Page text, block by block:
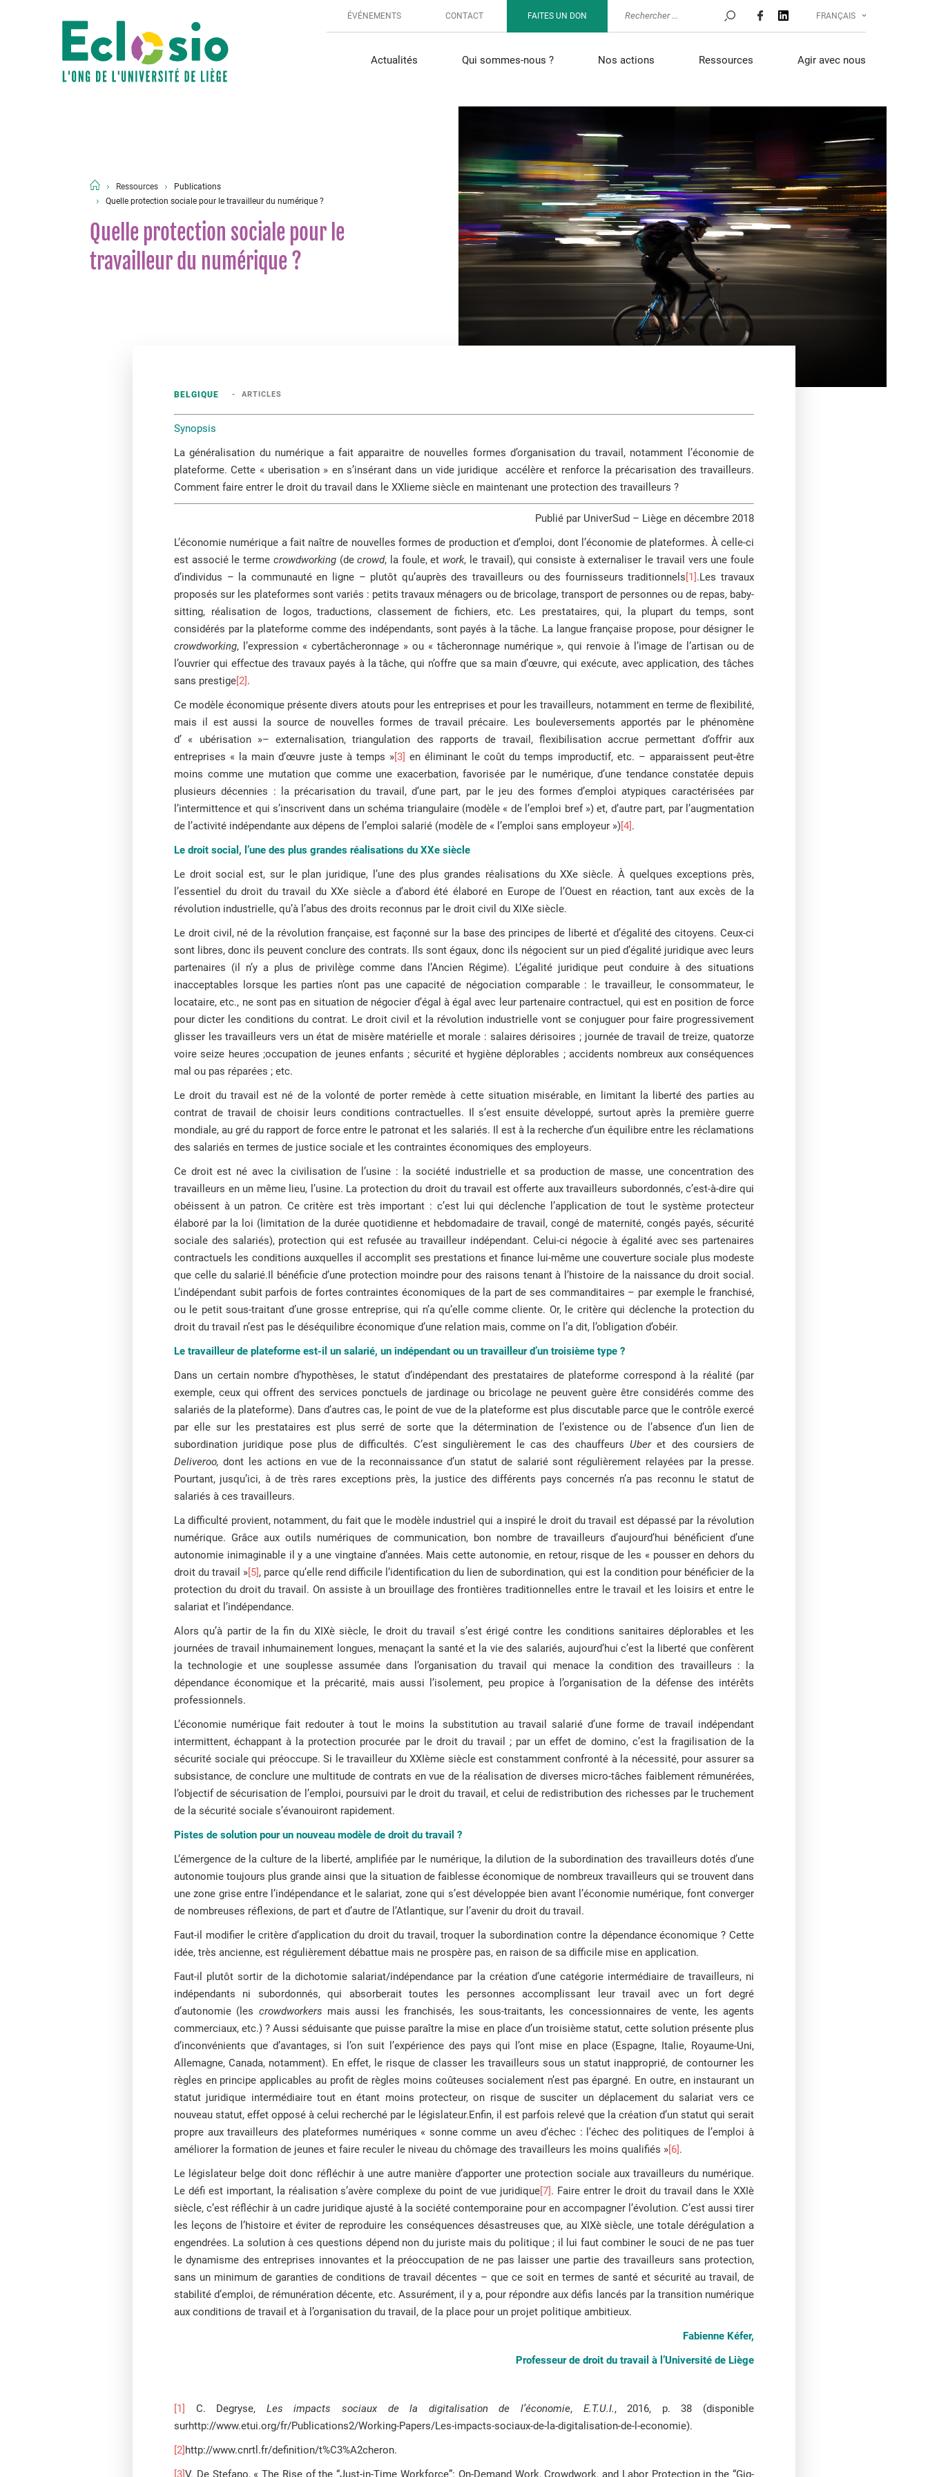
ÉVÉNEMENTS CONTACT FAITES UN DON FRANÇAIS
Actualités Qui sommes-nous ? Nos actions Ressources Agir avec nous
Ressources
Publications
Quelle protection sociale pour le travailleur du numérique ?
Quelle protection sociale pour le
travailleur du numérique ?
BELGIQUE ARTICLES
Synopsis
La généralisation du numérique a fait apparaitre de nouvelles formes d’organisation du travail, notamment l’économie de
plateforme. Cette « uberisation » en s’insérant dans un vide juridique accélère et renforce la précarisation des travailleurs.
Comment faire entrer le droit du travail dans le XXIieme siècle en maintenant une protection des travailleurs ?
Publié par UniverSud – Liège en décembre 2018
L’économie numérique a fait naître de nouvelles formes de production et d’emploi, dont l’économie de plateformes. À celle-ci
est associé le terme crowdworking (decrowd, la foule, et work, le travail), qui consiste à externaliser le travail vers une foule
d’individus – la communauté en ligne – plutôt qu’auprès des travailleurs ou des fournisseurs traditionnels[1].Les travaux
proposés sur les plateformes sont variés : petits travaux ménagers ou de bricolage, transport de personnes ou de repas, baby-
sitting, réalisation de logos, traductions, classement de fichiers, etc. Les prestataires, qui, la plupart du temps, sont
considérés par la plateforme comme des indépendants, sont payés à la tâche. La langue française propose, pour désigner le
crowdworking, l’expression « cybertâcheronnage » ou « tâcheronnage numérique », qui renvoie à l’image de l’artisan ou de
l’ouvrier qui effectue des travaux payés à la tâche, qui n’offre que sa main d’œuvre, qui exécute, avec application, des tâches
sans prestige[2].
Ce modèle économique présente divers atouts pour les entreprises et pour les travailleurs, notamment en terme de flexibilité,
mais il est aussi la source de nouvelles formes de travail précaire. Les bouleversements apportés par le phénomène
d’ « ubérisation »– externalisation, triangulation des rapports de travail, flexibilisation accrue permettant d’offrir aux
entreprises « la main d’œuvre juste à temps »[3] en éliminant le coût du temps improductif, etc. – apparaissent peut-être
moins comme une mutation que comme une exacerbation, favorisée par le numérique, d’une tendance constatée depuis
plusieurs décennies : la précarisation du travail, d’une part, par le jeu des formes d’emploi atypiques caractérisées par
l’intermittence et qui s’inscrivent dans un schéma triangulaire (modèle « de l’emploi bref ») et, d’autre part, par l’augmentation
de l’activité indépendante aux dépens de l’emploi salarié (modèle de « l’emploi sans employeur »)[4].
Le droit social, l’une des plus grandes réalisations du XXe siècle
Le droit social est, sur le plan juridique, l’une des plus grandes réalisations du XXe siècle. À quelques exceptions près,
l’essentiel du droit du travail du XXe siècle a d’abord été élaboré en Europe de l’Ouest en réaction, tant aux excès de la
révolution industrielle, qu’à l’abus des droits reconnus par le droit civil du XIXe siècle.
Le droit civil, né de la révolution française, est façonné sur la base des principes de liberté et d’égalité des citoyens. Ceux-ci
sont libres, donc ils peuvent conclure des contrats. Ils sont égaux, donc ils négocient sur un pied d’égalité juridique avec leurs
partenaires (il n’y a plus de privilège comme dans l’Ancien Régime). L’égalité juridique peut conduire à des situations
inacceptables lorsque les parties n’ont pas une capacité de négociation comparable : le travailleur, le consommateur, le
locataire, etc., ne sont pas en situation de négocier d’égal à égal avec leur partenaire contractuel, qui est en position de force
pour dicter les conditions du contrat. Le droit civil et la révolution industrielle vont se conjuguer pour faire progressivement
glisser les travailleurs vers un état de misère matérielle et morale : salaires dérisoires ; journée de travail de treize, quatorze
voire seize heures ;occupation de jeunes enfants ; sécurité et hygiène déplorables ; accidents nombreux aux conséquences
mal ou pas réparées ; etc.
Le droit du travail est né de la volonté de porter remède à cette situation misérable, en limitant la liberté des parties au
contrat de travail de choisir leurs conditions contractuelles. Il s’est ensuite développé, surtout après la première guerre
mondiale, au gré du rapport de force entre le patronat et les salariés. Il est à la recherche d’un équilibre entre les réclamations
des salariés en termes de justice sociale et les contraintes économiques des employeurs.
Ce droit est né avec la civilisation de l’usine : la société industrielle et sa production de masse, une concentration des
travailleurs en un même lieu, l’usine. La protection du droit du travail est offerte aux travailleurs subordonnés, c’est-à-dire qui
obéissent à un patron. Ce critère est très important : c’est lui qui déclenche l’application de tout le système protecteur
élaboré par la loi (limitation de la durée quotidienne et hebdomadaire de travail, congé de maternité, congés payés, sécurité
sociale des salariés), protection qui est refusée au travailleur indépendant. Celui-ci négocie à égalité avec ses partenaires
contractuels les conditions auxquelles il accomplit ses prestations et finance lui-même une couverture sociale plus modeste
que celle du salarié.Il bénéficie d’une protection moindre pour des raisons tenant à l’histoire de la naissance du droit social.
L’indépendant subit parfois de fortes contraintes économiques de la part de ses commanditaires – par exemple le franchisé,
ou le petit sous-traitant d’une grosse entreprise, qui n’a qu’elle comme cliente. Or, le critère qui déclenche la protection du
droit du travail n’est pas le déséquilibre économique d’une relation mais, comme on l’a dit, l’obligation d’obéir.
Le travailleur de plateforme est-il un salarié, un indépendant ou un travailleur d’un troisième type ?
Dans un certain nombre d’hypothèses, le statut d’indépendant des prestataires de plateforme correspond à la réalité (par
exemple, ceux qui offrent des services ponctuels de jardinage ou bricolage ne peuvent guère être considérés comme des
salariés de la plateforme). Dans d’autres cas, le point de vue de la plateforme est plus discutable parce que le contrôle exercé
par elle sur les prestataires est plus serré de sorte que la détermination de l’existence ou de l’absence d’un lien de
subordination juridique pose plus de difficultés. C’est singulièrement le cas des chauffeurs Uberet des coursiers de
Deliveroo, dont les actions en vue de la reconnaissance d’un statut de salarié sont régulièrement relayées par la presse.
Pourtant, jusqu’ici, à de très rares exceptions près, la justice des différents pays concernés n’a pas reconnu le statut de
salariés à ces travailleurs.
La difficulté provient, notamment, du fait que le modèle industriel qui a inspiré le droit du travail est dépassé par la révolution
numérique. Grâce aux outils numériques de communication, bon nombre de travailleurs d’aujourd’hui bénéficient d’une
autonomie inimaginable il y a une vingtaine d’années. Mais cette autonomie, en retour, risque de les « pousser en dehors du
droit du travail »[5], parce qu’elle rend difficile l’identification du lien de subordination, qui est la condition pour bénéficier de la
protection du droit du travail. On assiste à un brouillage des frontières traditionnelles entre le travail et les loisirs et entre le
salariat et l’indépendance.
Alors qu’à partir de la fin du XIXè siècle, le droit du travail s’est érigé contre les conditions sanitaires déplorables et les
journées de travail inhumainement longues, menaçant la santé et la vie des salariés, aujourd’hui c’est la liberté que confèrent
la technologie et une souplesse assumée dans l’organisation du travail qui menace la condition des travailleurs : la
dépendance économique et la précarité, mais aussi l’isolement, peu propice à l’organisation de la défense des intérêts
professionnels.
L’économie numérique fait redouter à tout le moins la substitution au travail salarié d’une forme de travail indépendant
intermittent, échappant à la protection procurée par le droit du travail ; par un effet de domino, c’est la fragilisation de la
sécurité sociale qui préoccupe. Si le travailleur du XXIème siècle est constamment confronté à la nécessité, pour assurer sa
subsistance, de conclure une multitude de contrats en vue de la réalisation de diverses micro-tâches faiblement rémunérées,
l’objectif de sécurisation de l’emploi, poursuivi par le droit du travail, et celui de redistribution des richesses par le truchement
de la sécurité sociale s’évanouiront rapidement.
Pistes de solution pour un nouveau modèle de droit du travail ?
L’émergence de la culture de la liberté, amplifiée par le numérique, la dilution de la subordination des travailleurs dotés d’une
autonomie toujours plus grande ainsi que la situation de faiblesse économique de nombreux travailleurs qui se trouvent dans
une zone grise entre l’indépendance et le salariat, zone qui s’est développée bien avant l’économie numérique, font converger
de nombreuses réflexions, de part et d’autre de l’Atlantique, sur l’avenir du droit du travail.
Faut-il modifier le critère d’application du droit du travail, troquer la subordination contre la dépendance économique ? Cette
idée, très ancienne, est régulièrement débattue mais ne prospère pas, en raison de sa difficile mise en application.
Faut-il plutôt sortir de la dichotomie salariat/indépendance par la création d’une catégorie intermédiaire de travailleurs, ni
indépendants ni subordonnés, qui absorberait toutes les personnes accomplissant leur travail avec un fort degré
d’autonomie (les crowdworkers mais aussi les franchisés, les sous-traitants, les concessionnaires de vente, les agents
commerciaux, etc.) ? Aussi séduisante que puisse paraître la mise en place d’un troisième statut, cette solution présente plus
d’inconvénients que d’avantages, si l’on suit l’expérience des pays qui l’ont mise en place (Espagne, Italie, Royaume-Uni,
Allemagne, Canada, notamment). En effet, le risque de classer les travailleurs sous un statut inapproprié, de contourner les
règles en principe applicables au profit de règles moins coûteuses socialement n’est pas épargné. En outre, en instaurant un
statut juridique intermédiaire tout en étant moins protecteur, on risque de susciter un déplacement du salariat vers ce
nouveau statut, effet opposé à celui recherché par le législateur.Enfin, il est parfois relevé que la création d’un statut qui serait
propre aux travailleurs des plateformes numériques « sonne comme un aveu d’échec : l’échec des politiques de l’emploi à
améliorer la formation de jeunes et faire reculer le niveau du chômage des travailleurs les moins qualifiés »[6].
Le législateur belge doit donc réfléchir à une autre manière d’apporter une protection sociale aux travailleurs du numérique.
Le défi est important, la réalisation s’avère complexe du point de vue juridique[7]. Faire entrer le droit du travail dans le XXIè
siècle, c’est réfléchir à un cadre juridique ajusté à la société contemporaine pour en accompagner l’évolution. C’est aussi tirer
les leçons de l’histoire et éviter de reproduire les conséquences désastreuses que, au XIXè siècle, une totale dérégulation a
engendrées. La solution à ces questions dépend non du juriste mais du politique ; il lui faut combiner le souci de ne pas tuer
le dynamisme des entreprises innovantes et la préoccupation de ne pas laisser une partie des travailleurs sans protection,
sans un minimum de garanties de conditions de travail décentes – que ce soit en termes de santé et sécurité au travail, de
stabilité d’emploi, de rémunération décente, etc. Assurément, il y a, pour répondre aux défis lancés par la transition numérique
aux conditions de travail et à l’organisation du travail, de la place pour un projet politique ambitieux.
Fabienne Kéfer,
Professeur de droit du travail à l’Université de Liège
[1] C. Degryse, Les impacts sociaux de la digitalisation de l’économie, E.T.U.I., 2016, p. 38 (disponible
surhttp://www.etui.org/fr/Publications2/Working-Papers/Les-impacts-sociaux-de-la-digitalisation-de-l-economie).
[2]http://www.cnrtl.fr/definition/t%C3%A2cheron.
[3]V. De Stefano, « The Rise of the “Just-in-Time Workforce”: On-Demand Work, Crowdwork, and Labor Protection in the “Gig-